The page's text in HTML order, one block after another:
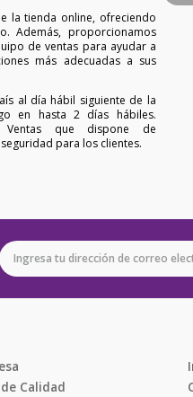
la tienda online, ofreciendo
Además, proporcionamos
de ventas para ayudar a
más adecuadas a sus
al día hábil siguiente de la
en hasta 2 días hábiles.
que dispone de
para los clientes.
Calidad